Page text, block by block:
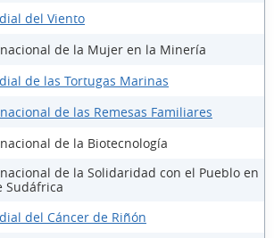
del Viento
de la Mujer en la Minería
de las Tortugas Marinas
de las Remesas Familiares
de la Biotecnología
de la Solidaridad con el Pueblo en
Sudáfrica
del Cáncer de Riñón